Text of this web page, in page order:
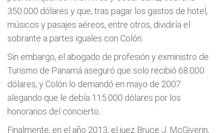
350.000 dólares y que, tras pagar los gastos de hotel,
músicos y pasajes aéreos, entre otros, dividiría el
sobrante a partes iguales con Colón.
Sin embargo, el abogado de profesión y exministro de
Turismo de Panamá aseguró que solo recibió 68.000
dólares, y Colón lo demandó en mayo de 2007
alegando que le debía 115.000 dólares por los
honorarios del concierto.
Finalmente, en el año 2013, el juez Bruce J. McGiverin,